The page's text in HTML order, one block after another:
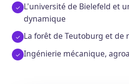
L'université de Bielefeld et
dynamique
La forêt de Teutoburg et de
Ingénierie mécanique,